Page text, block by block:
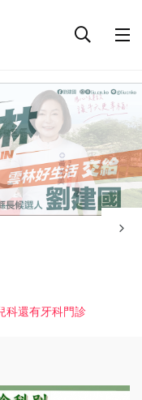
科還有牙科門診